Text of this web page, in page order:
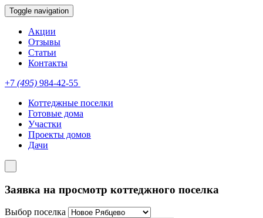
Toggle navigation
Акции
Отзывы
Статьи
Контакты
+7 (495) 984-42-55
Коттеджные поселки
Готовые дома
Участки
Проекты домов
Дачи
Заявка на просмотр коттеджного поселка
Выбор поселка